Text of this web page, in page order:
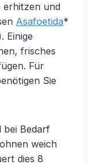
erhitzen und
Asafoetida*
Einige
frisches
Für
Sie
bei Bedarf
weich
dies 8